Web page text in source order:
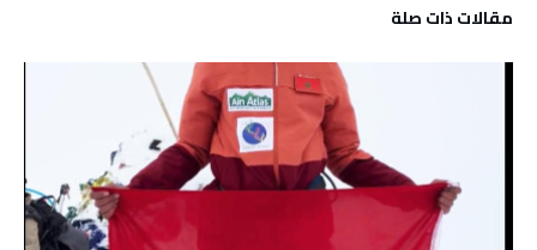
‫مقالات ذات صلة‬